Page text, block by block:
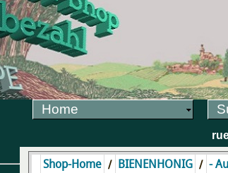
Home
Shop-Home / BIENENHONIG / -